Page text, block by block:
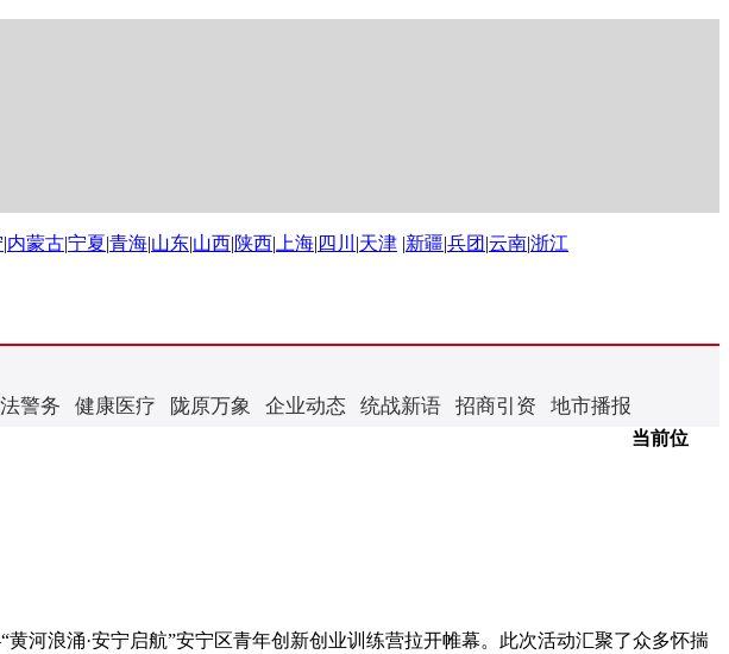
|内蒙古|宁夏|青海|山东|山西|陕西| 上海| 四川 |天津 |新疆|兵团 |云南|浙江
警务 健康医疗 陇原万象 企业动态 统战新语 招商引资 地市播报
当前位
浪涌·安宁启航”安宁区青年创新创业训练营拉开帷幕。此次活动汇聚了众多怀揣